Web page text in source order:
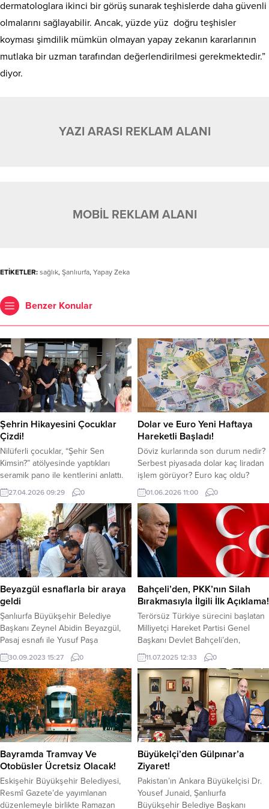
dermatologlara ikinci bir görüş sunarak teşhislerde daha güvenli
olmalarını sağlayabilir. Ancak, yüzde yüz doğru teşhisler
koyması şimdilik mümkün olmayan yapay zekanın kararlarının
mutlaka bir uzman tarafından değerlendirilmesi gerekmektedir.”
diyor.
YAZI ARASI REKLAM ALANI
MOBİL REKLAM ALANI
ETİKETLER: sağlık, Şanlıurfa, Yapay Zeka
Benzer Konular
Şehrin Hikayesini Çocuklar
Çizdi!
Nilüferli çocuklar, “Şehir Sen
Kimsin?” atölyesinde yaptıkları
seramik pano ile kentlerini anlattı.
23 Nisan etkinlikleri kapsamında
gerçekleştirilen eser, Altınşehir
Gençlik Merkezi’nin duvarında
yerini aldı. 2025 yılında 23 Nisan
Ulusal Egemenlik ve Çocuk
Bayramı etkinlikleri kapsamında
gerçekleştirilen “Şehir Sen Kimsin?”
atölyesinde, Nilüfer’de yaşayan 44
çocuk, kente dair algılarını çizdiler.
Bu yıl...
27.04.2026 09:29 0
Dolar ve Euro Yeni Haftaya
Hareketli Başladı!
Döviz kurlarında son durum nedir?
Serbest piyasada dolar kaç liradan
işlem görüyor? Euro kaç oldu?
Dolar ve Euro haftanın ilk işlem
gününde yükselişle başladı.
Jeopolitik riskler ve petrol fiyatları
döviz kurlarını etkilemeye devam
ediyor. Serbest döviz piyasasında
dolar saat 10.55 itibariyle 45.91 TL
civarında işlem görüyor. Euro ise
aynı saat...
01.06.2026 11:00 0
Beyazgül esnaflarla bir araya
geldi
Şanlıurfa Büyükşehir Belediye
Başkanı Zeynel Abidin Beyazgül,
Pasaj esnafı ile Yusuf Paşa
Mahallesindeki esnaflarla bir araya
geldi. Başkan Beyazgül esnaf
ziyareti kapsamında vatandaşların
talep ve önerilerini dinlerken
kentte Büyükşehir Belediyesinin
yapmış olduğu çalışmaları
aktardı.Şanlıurfa Büyükşehir
Belediye Başkanı Zeynel Abidin
Beyazgül, kentin kalbi konumunda
yer alan pasaj esnaflarıyla bir araya
geldi....
30.09.2023 15:27 0
Bahçeli’den, PKK’nın Silah
Bırakmasıyla İlgili İlk Açıklama!
Terörsüz Türkiye sürecini başlatan
Milliyetçi Hareket Partisi Genel
Başkanı Devlet Bahçeli’den,
örgütün silah bırakmasına ilişkin ilk
değerlendirme geldi. MHP Genel
Başkanı Bahçeli, Terörsüz Türkiye
süreci ile ilgili olarak kritik bir
aşama olan silah bırakma ile ilgili
olarak şu ifadeleri kullandı;
“Hakikaten hem Türkiye’miz hem
de bölgemiz açısından fevkalade
önemde günler...
11.07.2025 12:33 0
Bayramda Tramvay Ve
Otobüsler Ücretsiz Olacak!
Eskişehir Büyükşehir Belediyesi,
Resmî Gazete’de yayımlanan
düzenlemeyle birlikte Ramazan
Büyükelçi’den Gülpınar’a
Ziyaret!
Pakistan’ın Ankara Büyükelçisi Dr.
Yousef Junaid, Şanlıurfa
Büyükşehir Belediye Başkanı